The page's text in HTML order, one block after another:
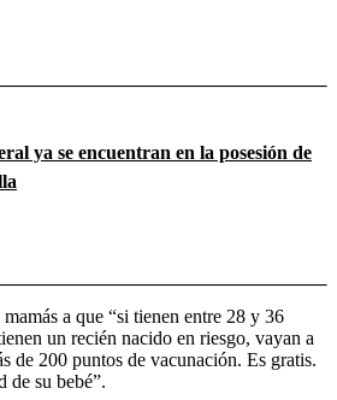
ya se encuentran en la posesión de
a que “si tienen entre 28 y 36
un recién nacido en riesgo, vayan a
de 200 puntos de vacunación. Es gratis.
de su bebé”.